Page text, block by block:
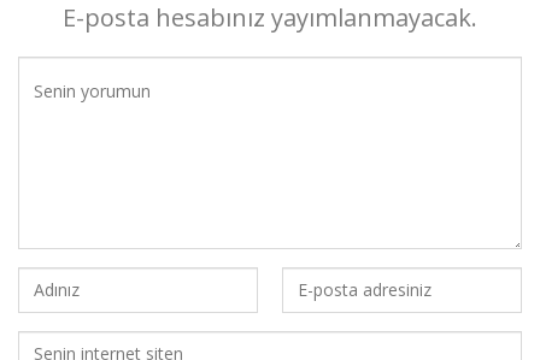
E-posta hesabınız yayımlanmayacak.